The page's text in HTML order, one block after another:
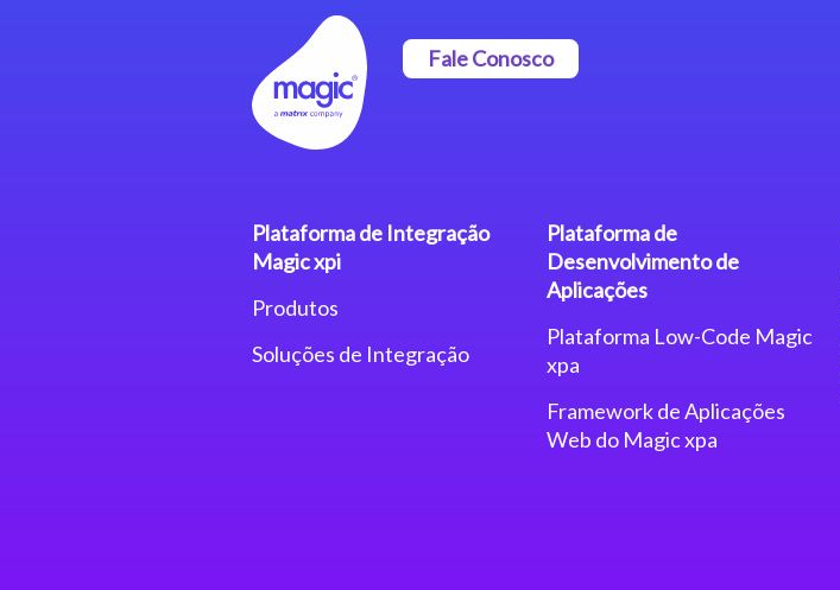
Fale Conosco
Plataforma de Integração
Magic xpi
Produtos
Soluções de Integração
Plataforma de
Desenvolvimento de
Aplicações
Plataforma Low-Code Magic
xpa
Framework de Aplicações
Web do Magic xpa